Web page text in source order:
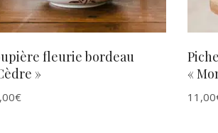
fleurie bordeau
»
€
«
11,00